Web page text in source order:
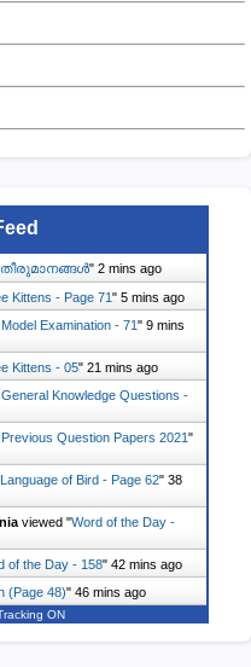
തീരുമാനങ്ങൾ" 2 mins ago
Kittens - Page 71" 5 mins ago
Examination - 71" 9 mins
Kittens - 05" 21 mins ago
General Knowledge Questions -
Previous Question Papers 2021"
of Bird - Page 62" 38
viewed "Word of the Day -
of the Day - 158" 42 mins ago
(Page 48)" 46 mins ago
ON